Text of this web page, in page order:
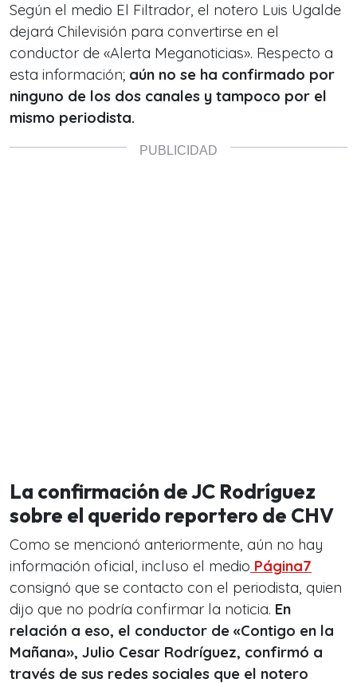
Según el medio El Filtrador, el notero Luis Ugalde
dejará Chilevisión para convertirse en el
conductor de «Alerta Meganoticias». Respecto a
esta información; aún no se ha confirmado por
ninguno de los dos canales y tampoco por el
mismo periodista.
La confirmación de JC Rodríguez
sobre el querido reportero de CHV
Como se mencionó anteriormente, aún no hay
información oficial, incluso el medio Página7
consignó que se contacto con el periodista, quien
dijo que no podría confirmar la noticia. En
relación a eso, el conductor de «Contigo en la
Mañana», Julio Cesar Rodríguez, confirmó a
través de sus redes sociales que el notero